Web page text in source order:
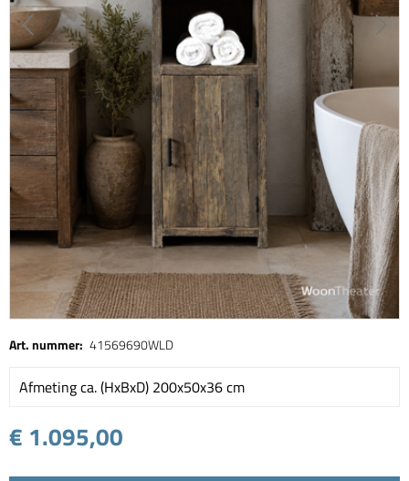
Art. nummer: 41569690WLD
Afmeting ca. (HxBxD) 200x50x36 cm
€ 1.095,00